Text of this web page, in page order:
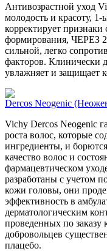
Антивозрастной уход
молодость и красоту,
корректирует признаки
формирования, ЧЕРЕЗ
сильной, легко
факторов. Клинически
увлажняет и защищает
Dercos Neogenic
Vichy Dercos Neogenic
роста волос, которые
ингредиенты, и
качество волос и
фармацевтическом
разработаны с учетом
кожи головы, они
эффективность в
дерматологическим
проведенных по
добровольцев
плацебо.